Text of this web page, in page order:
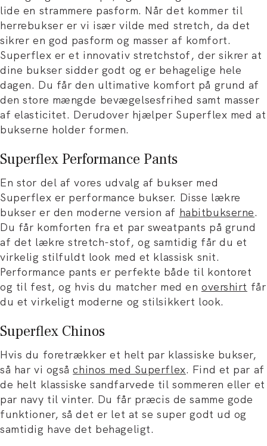
lide en strammere pasform. Når det kommer til
herrebukser er vi især vilde med stretch, da det
sikrer en god pasform og masser af komfort.
Superflex er et innovativ stretchstof, der sikrer at
dine bukser sidder godt og er behagelige hele
dagen. Du får den ultimative komfort på grund af
den store mængde bevægelsesfrihed samt masser
af elasticitet. Derudover hjælper Superflex med at
bukserne holder formen.
Superflex Performance Pants
En stor del af vores udvalg af bukser med
Superflex er performance bukser. Disse lækre
bukser er den moderne version af habitbukserne.
Du får komforten fra et par sweatpants på grund
af det lækre stretch-stof, og samtidig får du et
virkelig stilfuldt look med et klassisk snit.
Performance pants er perfekte både til kontoret
og til fest, og hvis du matcher med en overshirt får
du et virkeligt moderne og stilsikkert look.
Superflex Chinos
Hvis du foretrækker et helt par klassiske bukser,
så har vi ogsåchinos med Superflex. Find et par af
de helt klassiske sandfarvede til sommeren eller et
par navy til vinter. Du får præcis de samme gode
funktioner, så det er let at se super godt ud og
samtidig have det behageligt.